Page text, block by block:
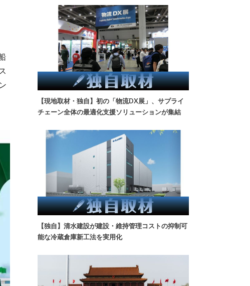
【現地取材・独自】初の「物流DX展」、サプライ
チェーン全体の最適化支援ソリューションが集結
【独自】清水建設が建設・維持管理コストの抑制可
能な冷蔵倉庫新工法を実用化